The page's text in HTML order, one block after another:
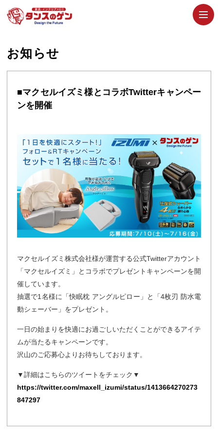
お知らせ
■マクセルイズミ様とコラボTwitterキャンペー
ンを開催
マクセルイズミ株式会社様が運営する公式Twitterアカウント
「マクセルイズミ」とコラボでプレゼントキャンペーンを開
催しています。
抽選で1名様に「快眠枕 アングルピロー」と「4枚刃 防水電
動シェーバー」をプレゼント。
一日の始まりを快適にお過ごしいただくことができるアイテ
ムが当たるキャンペーンです。
沢山のご応募心よりお待ちしております。
▼詳細はこちらのツイートをチェック▼
https://twitter.com/maxell_izumi/status/1413664270273
847297